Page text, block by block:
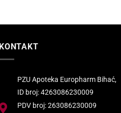
KONTAKT
PZU Apoteka Europharm Bihać,
ID broj: 4263086230009
PDV broj: 263086230009